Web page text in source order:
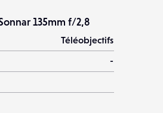
135mm f/2,8
Téléobjectifs
-